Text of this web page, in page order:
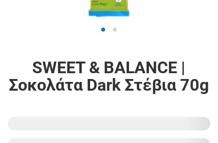
SWEET & BALANCE |
Σοκολάτα Dark Στέβια 70g